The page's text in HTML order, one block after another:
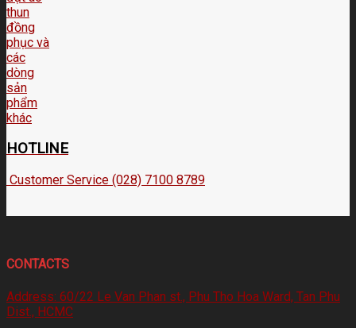
HOTLINE
Customer Service (028) 7100 8789
CONTACTS
Address: 60/22 Le Van Phan st., Phu Tho Hoa Ward, Tan Phu
Dist., HCMC